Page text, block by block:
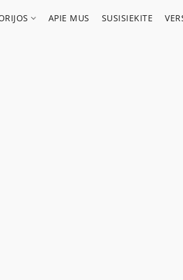
APIE MUS SUSISIEKITE